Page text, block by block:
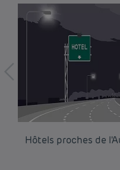
Hôtels proches de